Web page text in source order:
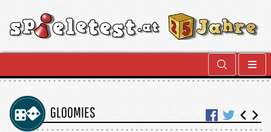
GLOOMIES